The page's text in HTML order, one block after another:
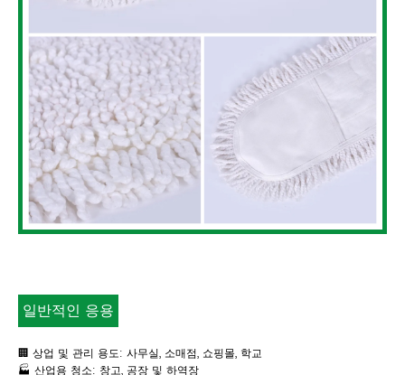
일반적인 응용
🏢 상업 및 관리 용도: 사무실, 소매점, 쇼핑몰, 학교
🏭 산업용 청소: 창고, 공장 및 하역장